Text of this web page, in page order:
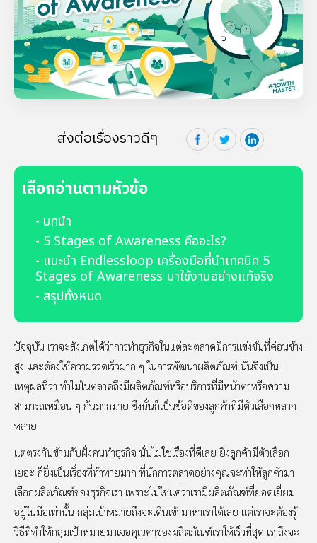
ส่งต่อเรื่องราวดีๆ
เลือกอ่านตามหัวข้อ
- บทนำ
- 5 Stages of Awareness คืออะไร?
- แนะนำ Endlessloop เครื่องมือที่นำเทคนิค 5
Stages of Awareness มาใช้งานอย่างแท้จริง
- สรุปทั้งหมด
ปัจจุบัน เราจะสังเกตได้ว่าการทำธุรกิจในแต่ละตลาดมีการแข่งขันที่ค่อนข้าง
สูง และต้องใช้ความรวดเร็วมาก ๆ ในการพัฒนาผลิตภัณฑ์ นั่นจึงเป็น
เหตุผลที่ว่า ทำไมในตลาดถึงมีผลิตภัณฑ์หรือบริการที่มีหน้าตาหรือความ
สามารถเหมือน ๆ กันมากมาย ซึ่งนั่นก็เป็นข้อดีของลูกค้าที่มีตัวเลือกหลาก
หลาย
แต่ตรงกันข้ามกับฝั่งคนทำธุรกิจ นั่นไม่ใช่เรื่องที่ดีเลย ยิ่งลูกค้ามีตัวเลือก
เยอะ ก็ยิ่งเป็นเรื่องที่ท้าทายมาก ที่นักการตลาดอย่างคุณจะทำให้ลูกค้ามา
เลือกผลิตภัณฑ์ของธุรกิจเรา เพราะไม่ใช่แค่ว่าเรามีผลิตภัณฑ์ที่ยอดเยี่ยม
อยู่ในมือเท่านั้น กลุ่มเป้าหมายถึงจะเดินเข้ามาหาเราได้เลย แต่เราจะต้องรู้
วิธีที่ทำให้กลุ่มเป้าหมายมาเจอคุณค่าของผลิตภัณฑ์เราให้เร็วที่สุด เราถึงจะ